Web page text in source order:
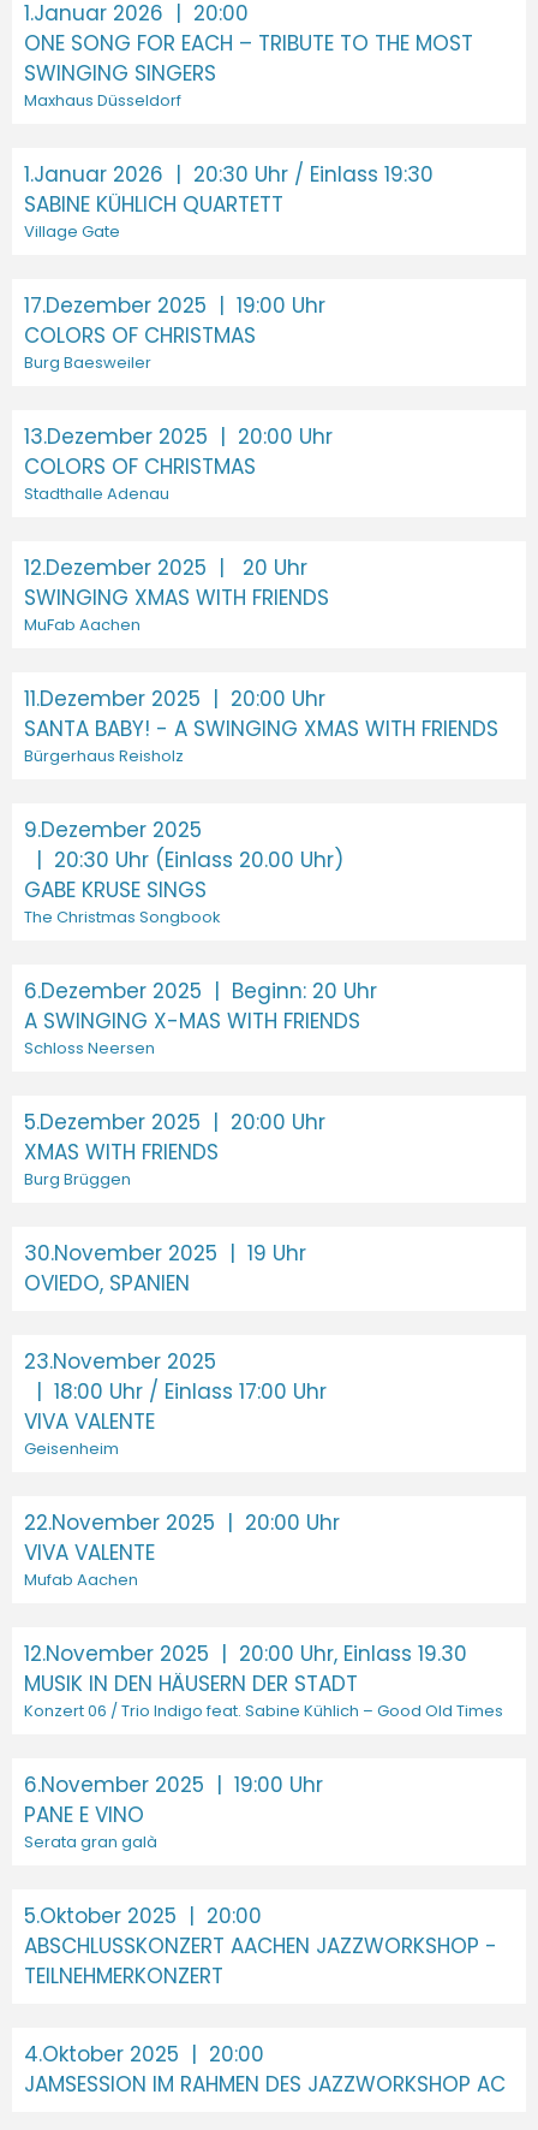
1.Januar 2026 | 20:00
ONE SONG FOR EACH – TRIBUTE TO THE MOST
SWINGING SINGERS
Maxhaus Düsseldorf
1.Januar 2026 | 20:30 Uhr / Einlass 19:30
SABINE KÜHLICH QUARTETT
Village Gate
17.Dezember 2025 | 19:00 Uhr
COLORS OF CHRISTMAS
Burg Baesweiler
13.Dezember 2025 | 20:00 Uhr
COLORS OF CHRISTMAS
Stadthalle Adenau
12.Dezember 2025 | 20 Uhr
SWINGING XMAS WITH FRIENDS
MuFab Aachen
11.Dezember 2025 | 20:00 Uhr
SANTA BABY! - A SWINGING XMAS WITH FRIENDS
Bürgerhaus Reisholz
9.Dezember 2025
| 20:30 Uhr (Einlass 20.00 Uhr)
GABE KRUSE SINGS
The Christmas Songbook
6.Dezember 2025 | Beginn: 20 Uhr
A SWINGING X-MAS WITH FRIENDS
Schloss Neersen
5.Dezember 2025 | 20:00 Uhr
XMAS WITH FRIENDS
Burg Brüggen
30.November 2025 | 19 Uhr
OVIEDO, SPANIEN
23.November 2025
| 18:00 Uhr / Einlass 17:00 Uhr
VIVA VALENTE
Geisenheim
22.November 2025 | 20:00 Uhr
VIVA VALENTE
Mufab Aachen
12.November 2025 | 20:00 Uhr, Einlass 19.30
MUSIK IN DEN HÄUSERN DER STADT
Konzert 06 / Trio Indigo feat. Sabine Kühlich – Good Old Times
6.November 2025 | 19:00 Uhr
PANE E VINO
Serata gran galà
5.Oktober 2025 | 20:00
ABSCHLUSSKONZERT AACHEN JAZZWORKSHOP -
TEILNEHMERKONZERT
4.Oktober 2025 | 20:00
JAMSESSION IM RAHMEN DES JAZZWORKSHOP AC